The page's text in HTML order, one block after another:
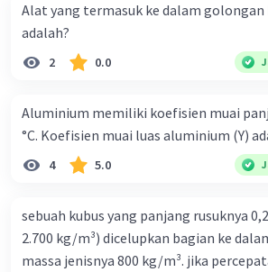
Alat yang termasuk ke dalam
adalah?
2 0.0
Aluminium memiliki koefisien muai
°C. Koefisien muai luas aluminium (Y)
4 5.0
sebuah kubus yang panjang rusuknya
2.700 kg/m³) dicelupkan bagian ke
massa jenisnya 800 kg/m³. jika